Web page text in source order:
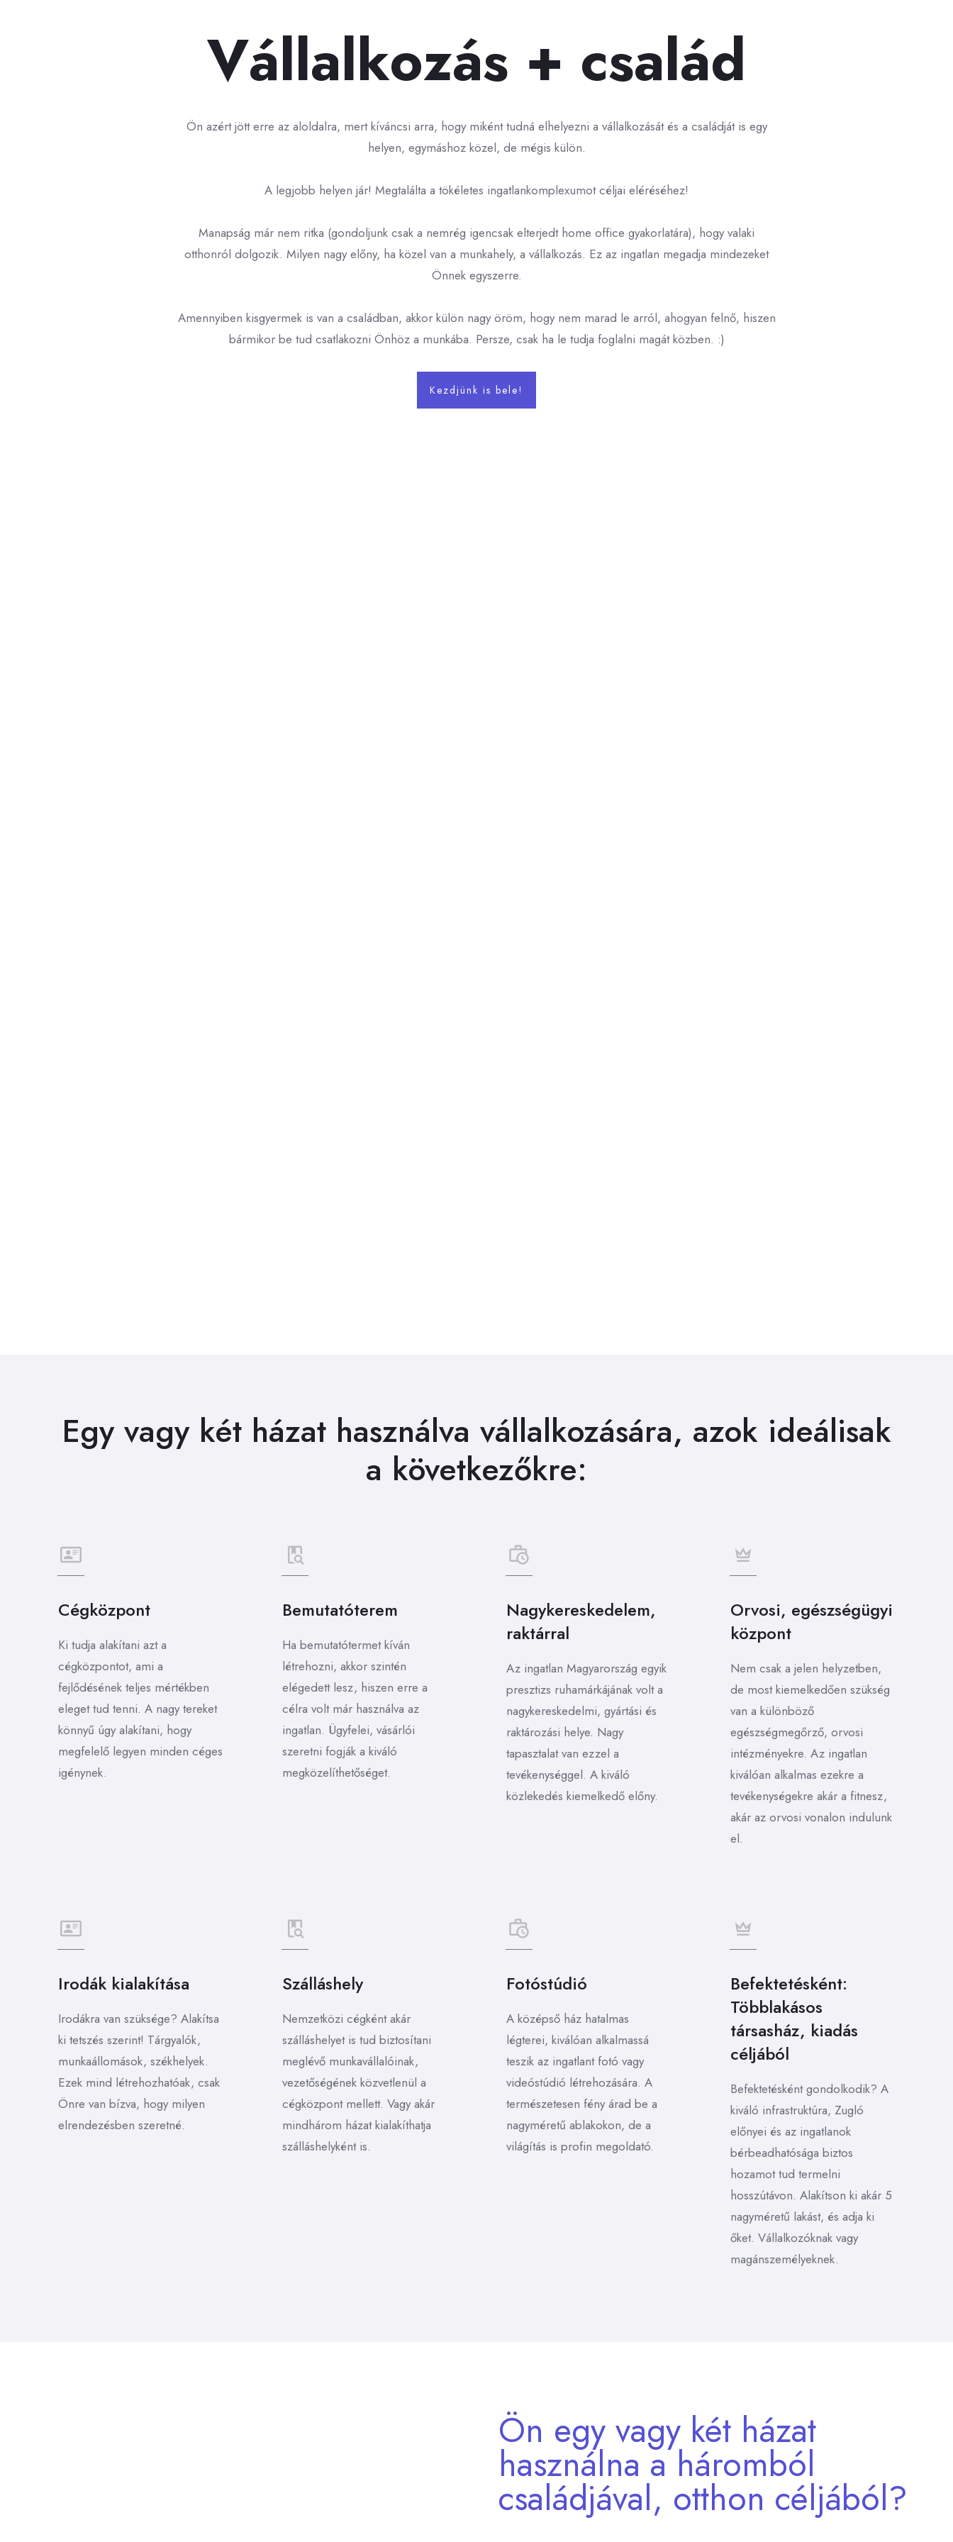
Vállalkozás + család
Ön azért jött erre az aloldalra, mert kíváncsi arra, hogy miként tudná elhelyezni a vállalkozását és a családját is egy
helyen, egymáshoz közel, de mégis külön.
A legjobb helyen jár! Megtalálta a tökéletes ingatlankomplexumot céljai eléréséhez!
Manapság már nem ritka (gondoljunk csak a nemrég igencsak elterjedt home office gyakorlatára), hogy valaki
otthonról dolgozik. Milyen nagy előny, ha közel van a munkahely, a vállalkozás. Ez az ingatlan megadja mindezeket
Önnek egyszerre.
Amennyiben kisgyermek is van a családban, akkor külön nagy öröm, hogy nem marad le arról, ahogyan felnő, hiszen
bármikor be tud csatlakozni Önhöz a munkába. Persze, csak ha le tudja foglalni magát közben. :)
Kezdjünk is bele!
Egy vagy két házat használva vállalkozására, azok ideálisak
a következőkre:
Cégközpont
Ki tudja alakítani azt a
cégközpontot, ami a
fejlődésének teljes mértékben
eleget tud tenni. A nagy tereket
könnyű úgy alakítani, hogy
megfelelő legyen minden céges
igénynek.
Bemutatóterem
Ha bemutatótermet kíván
létrehozni, akkor szintén
elégedett lesz, hiszen erre a
célra volt már használva az
ingatlan. Ügyfelei, vásárlói
szeretni fogják a kiváló
megközelíthetőséget.
Nagykereskedelem,
raktárral
Az ingatlan Magyarország egyik
presztizs ruhamárkájának volt a
nagykereskedelmi, gyártási és
raktározási helye. Nagy
tapasztalat van ezzel a
tevékenységgel. A kiváló
közlekedés kiemelkedő előny.
Orvosi, egészségügyi
központ
Nem csak a jelen helyzetben,
de most kiemelkedően szükség
van a különböző
egészségmegőrző, orvosi
intézményekre. Az ingatlan
kiválóan alkalmas ezekre a
tevékenységekre akár a fitnesz,
akár az orvosi vonalon indulunk
el.
Irodák kialakítása
Irodákra van szüksége? Alakítsa
ki tetszés szerint! Tárgyalók,
munkaállomások, székhelyek.
Ezek mind létrehozhatóak, csak
Önre van bízva, hogy milyen
elrendezésben szeretné.
Szálláshely
Nemzetközi cégként akár
szálláshelyet is tud biztosítani
meglévő munkavállalóinak,
vezetőségének közvetlenül a
cégközpont mellett. Vagy akár
mindhárom házat kialakíthatja
szálláshelyként is.
Fotóstúdió
A középső ház hatalmas
légterei, kiválóan alkalmassá
teszik az ingatlant fotó vagy
videóstúdió létrehozására. A
természetesen fény árad be a
nagyméretű ablakokon, de a
világítás is profin megoldató.
Befektetésként:
Többlakásos
társasház, kiadás
céljából
Befektetésként gondolkodik? A
kiváló infrastruktúra, Zugló
előnyei és az ingatlanok
bérbeadhatósága biztos
hozamot tud termelni
hosszútávon. Alakítson ki akár 5
nagyméretű lakást, és adja ki
őket. Vállalkozóknak vagy
magánszemélyeknek.
Ön egy vagy két házat
használna a háromból
családjával, otthon céljából?